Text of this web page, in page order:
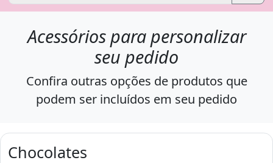
Acessórios para personalizar
seu pedido
Confira outras opções de produtos que
podem ser incluídos em seu pedido
Chocolates